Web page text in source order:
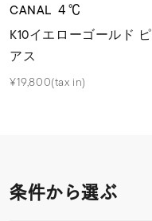
CANAL ４℃
K10イエローゴールド ピ
アス
¥19,800(tax in)
条件から選ぶ